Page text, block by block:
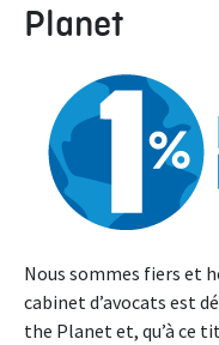
Planet
Nous sommes fiers et
cabinet d’avocats est
the Planet et, qu’à ce